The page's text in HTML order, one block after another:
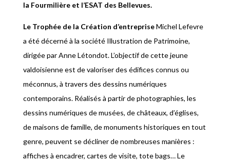
la Fourmilière et l’ESAT des Bellevues.
Le Trophée de la Création d’entrepriseMichel Lefevre
a été décerné à la société Illustration de Patrimoine,
dirigée par Anne Létondot. L’objectif de cette jeune
valdoisienne est de valoriser des édifices connus ou
méconnus, à travers des dessins numériques
contemporains. Réalisés à partir de photographies, les
dessins numériques de musées, de châteaux, d’églises,
de maisons de famille, de monuments historiques en tout
genre, peuvent se décliner de nombreuses manières :
affiches à encadrer, cartes de visite, tote bags… Le